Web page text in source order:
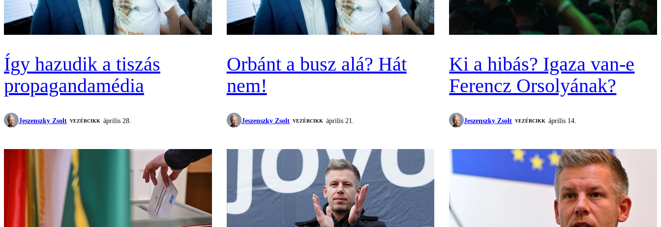
Így hazudik a tiszás
propagandamédia
Jeszenszky Zsolt VEZÉRCIKK április 28.
Orbánt a busz alá? Hát
nem!
Jeszenszky Zsolt VEZÉRCIKK április 21.
Ki a hibás? Igaza van-e
Ferencz Orsolyának?
Jeszenszky Zsolt VEZÉRCIKK április 14.